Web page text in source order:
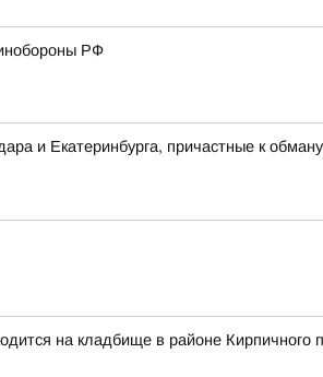
РФ
и Екатеринбурга, причастные к
на кладбище в районе Кирпичного